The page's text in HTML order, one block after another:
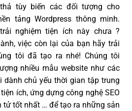
tùy biến các đối tượng cho
tảng Wordpress thông minh.
nghiệm tiện ích này chưa ?
việc còn lại của bạn hãy trải
tôi đã tạo ra nhé! Chúng tôi
nhiều mẫu website như các
dành chủ yếu thời gian tập trung
ích, ứng dựng công nghệ SEO
tử tốt nhất … để tạo ra những sản